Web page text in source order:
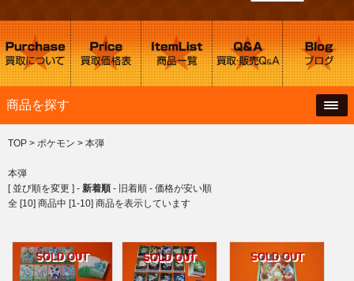
商品を探す
TOP > ポケモン > 本弾
本弾
[ 並び順を変更 ] - 新着順 - 旧着順 - 価格が安い順
全 [10] 商品中 [1-10] 商品を表示しています
SOLD OUT SOLD OUT SOLD OUT